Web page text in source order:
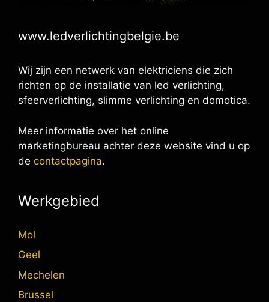
www.ledverlichtingbelgie.be
Wij zijn een netwerk van elektriciens die zich
richten op de installatie van led verlichting,
sfeerverlichting, slimme verlichting en domotica.
Meer informatie over het online
marketingbureau achter deze website vind u op
de contactpagina.
Werkgebied
Mol
Geel
Mechelen
Brussel